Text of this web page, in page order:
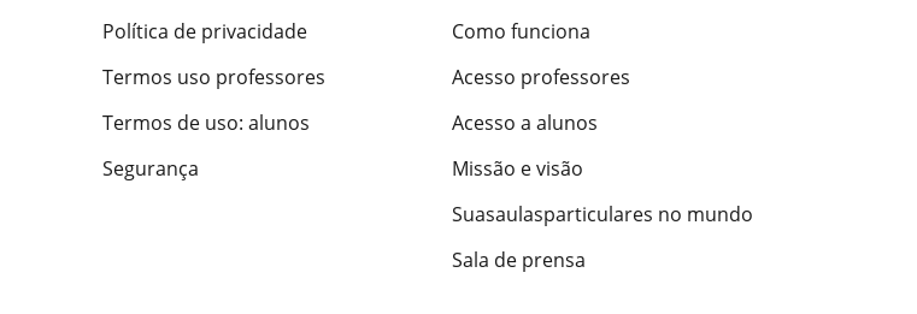
Política de privacidade
Termos uso professores
Termos de uso: alunos
Segurança
Como funciona
Acesso professores
Acesso a alunos
Missão e visão
Suasaulasparticulares no mundo
Sala de prensa